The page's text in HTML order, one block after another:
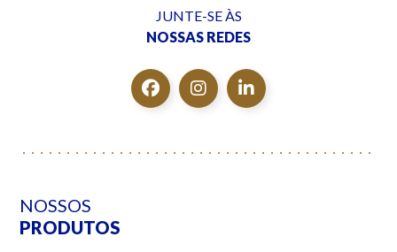
JUNTE-SE ÀS
NOSSAS REDES
NOSSOS
PRODUTOS